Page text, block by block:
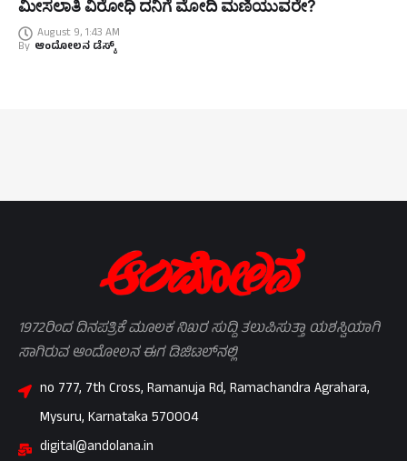
ಮೀಸಲಾತಿ ವಿರೋಧಿ ದನಿಗೆ ಮೋದಿ ಮಣಿಯುವರೇ?
August 9, 1:43 AM
By ಆಂದೋಲನ ಡೆಸ್ಕ್
1972ರಿಂದ ದಿನಪತ್ರಿಕೆ ಮೂಲಕ ನಿಖರ ಸುದ್ದಿ ತಲುಪಿಸುತ್ತಾ ಯಶಸ್ವಿಯಾಗಿ
ಸಾಗಿರುವ ಆಂದೋಲನ ಈಗ ಡಿಜಿಟಲ್‌ನಲ್ಲಿ
no 777, 7th Cross, Ramanuja Rd, Ramachandra Agrahara,
Mysuru, Karnataka 570004
digital@andolana.in